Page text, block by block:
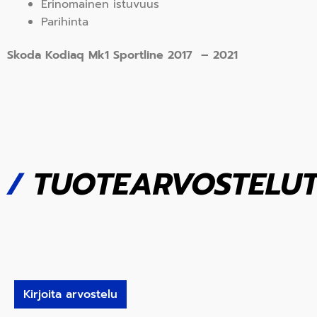
Erinomainen istuvuus
Parihinta
Skoda Kodiaq Mk1 Sportline 2017 – 2021
/
Kirjoita arvostelu